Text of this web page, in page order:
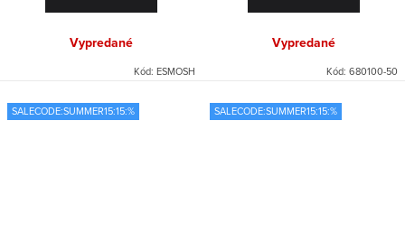
Vypredané
Kód: ESMOSH
Vypredané
Kód: 680100-50
SALECODE:SUMMER15:15:% SALECODE:SUMMER15:15:%